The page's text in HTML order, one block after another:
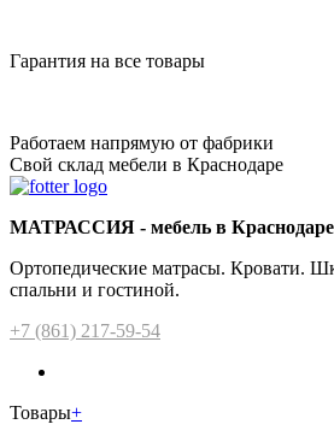
Гарантия на все товары
Работаем напрямую от фабрики
Свой склад мебели в Краснодаре
МАТРАССИЯ - мебель в Краснодаре
Ортопедические матрасы. Кровати.
спальни и гостиной.
+7 (861) 217-59-54
Товары+